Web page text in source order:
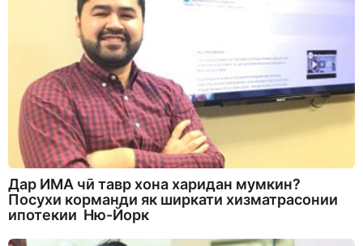
Дар ИМА чӣ тавр хона харидан мумкин?
Посухи корманди як ширкати хизматрасонии
ипотекии Ню-Йорк